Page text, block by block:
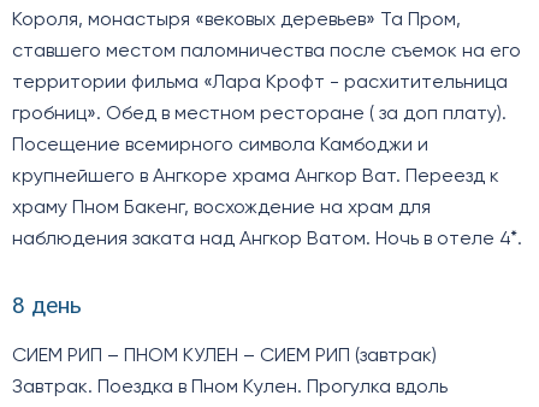
Короля, монастыря «вековых деревьев» Та Пром,
ставшего местом паломничества после съемок на его
территории фильма «Лара Крофт - расхитительница
гробниц». Обед в местном ресторане ( за доп плату).
Посещение всемирного символа Камбоджи и
крупнейшего в Ангкоре храма Ангкор Ват. Переезд к
храму Пном Бакенг, восхождение на храм для
наблюдения заката над Ангкор Ватом. Ночь в отеле 4*.
8 день
СИЕМ РИП – ПНОМ КУЛЕН – СИЕМ РИП (завтрак)
Завтрак. Поездка в Пном Кулен. Прогулка вдоль